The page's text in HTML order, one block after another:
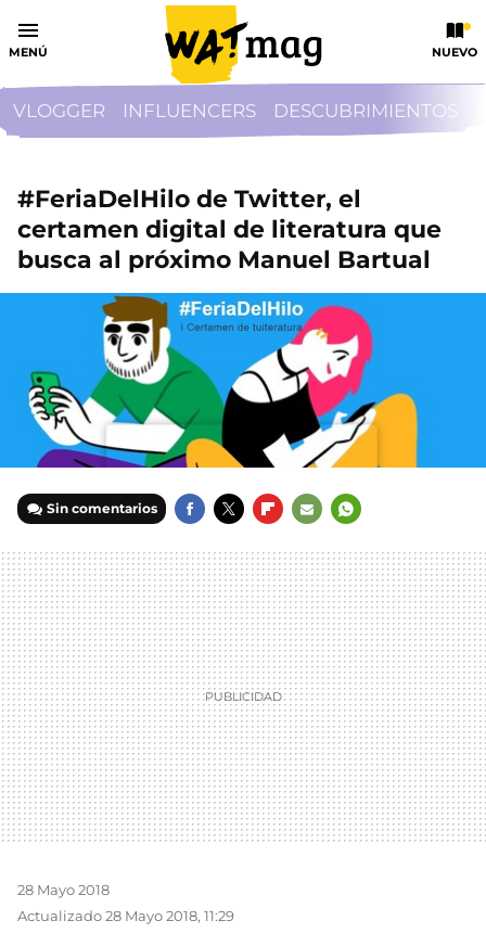
MENÚ NUEVO
VLOGGER INFLUENCERS DESCUBRIMIENTOS
#FeriaDelHilo de Twitter, el
certamen digital de literatura que
busca al próximo Manuel Bartual
Sin comentarios
MAIL
28 Mayo 2018
Actualizado 28 Mayo 2018, 11:29